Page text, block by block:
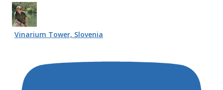
Vinarium Tower, Slovenia